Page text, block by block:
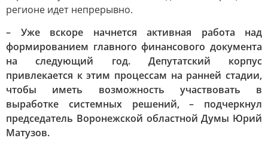
регионе идет непрерывно.
– Уже вскоре начнется активная работа над
формированием главного финансового документа
на следующий год. Депутатский корпус
привлекается к этим процессам на ранней стадии,
чтобы иметь возможность участвовать в
выработке системных решений, – подчеркнул
председатель Воронежской областной Думы Юрий
Матузов.